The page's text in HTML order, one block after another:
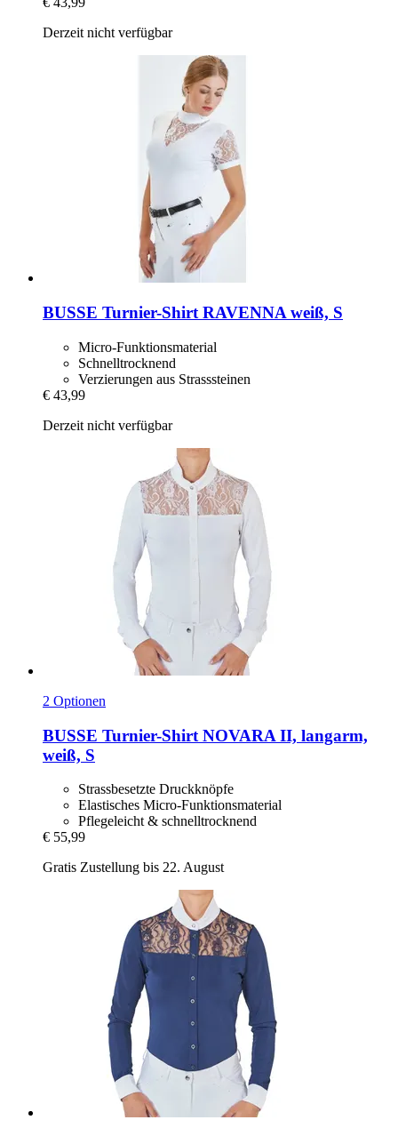
Derzeit nicht verfügbar
BUSSE Turnier-​Shirt RAVENNA weiß, S
Micro-Funktionsmaterial
Schnelltrocknend
Verzierungen aus Strasssteinen
€ 43,99
Derzeit nicht verfügbar
2 Optionen
BUSSE Turnier-​Shirt NOVARA II, langarm,
weiß, S
Strassbesetzte Druckknöpfe
Elastisches Micro-Funktionsmaterial
Pflegeleicht & schnelltrocknend
€ 55,99
Gratis Zustellung bis 22. August